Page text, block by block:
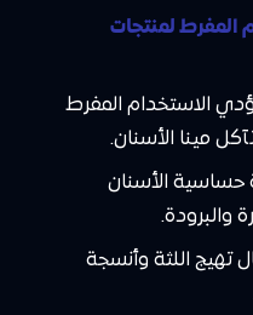
المفرط لمنتجات
الاستخدام المفرط
مينا الأسنان.
حساسية الأسنان
والبرودة.
تهيج اللثة وأنسجة